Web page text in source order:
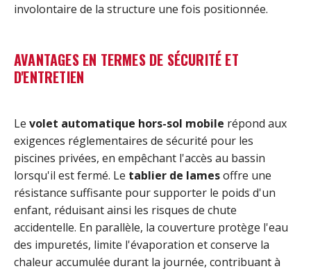
involontaire de la structure une fois positionnée.
AVANTAGES EN TERMES DE SÉCURITÉ ET
D'ENTRETIEN
Le volet automatique hors-sol mobile répond aux
exigences réglementaires de sécurité pour les
piscines privées, en empêchant l'accès au bassin
lorsqu'il est fermé. Le tablier de lamesoffre une
résistance suffisante pour supporter le poids d'un
enfant, réduisant ainsi les risques de chute
accidentelle. En parallèle, la couverture protège l'eau
des impuretés, limite l'évaporation et conserve la
chaleur accumulée durant la journée, contribuant à